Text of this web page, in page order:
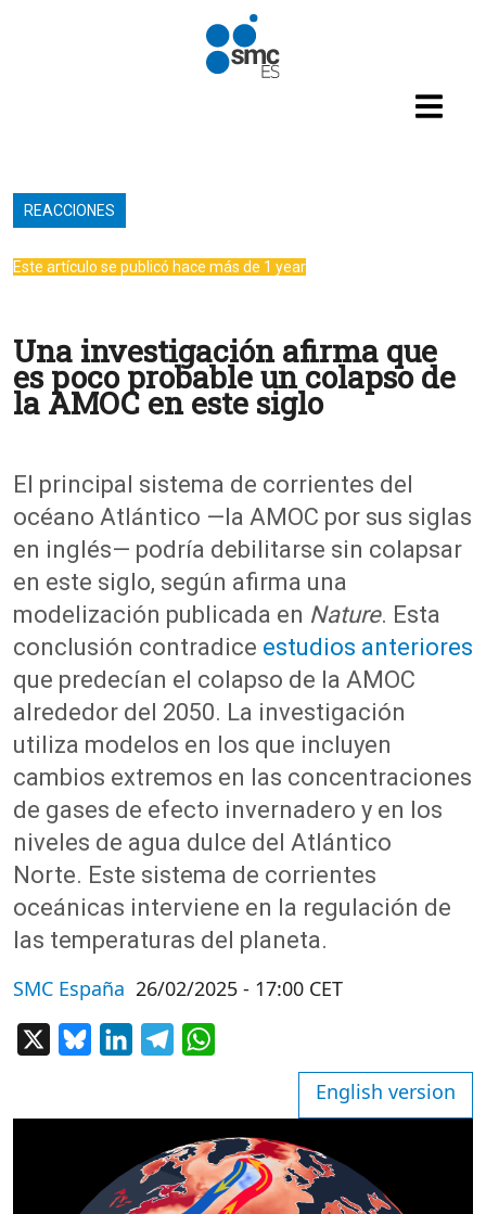
Pasar al contenido principal
REACCIONES
Este artículo se publicó hace más de 1 year
Una investigación afirma que
es poco probable un colapso de
la AMOC en este siglo
El principal sistema de corrientes del
océano Atlántico —la AMOC por sus siglas
en inglés— podría debilitarse sin colapsar
en este siglo, según afirma una
modelización publicada en Nature. Esta
conclusión contradice estudios anteriores
que predecían el colapso de la AMOC
alrededor del 2050. La investigación
utiliza modelos en los que incluyen
cambios extremos en las concentraciones
de gases de efecto invernadero y en los
niveles de agua dulce del Atlántico
Norte. Este sistema de corrientes
oceánicas interviene en la regulación de
las temperaturas del planeta.
SMC España 26/02/2025 - 17:00 CET
BlueskyLinkedInTelegram
English version